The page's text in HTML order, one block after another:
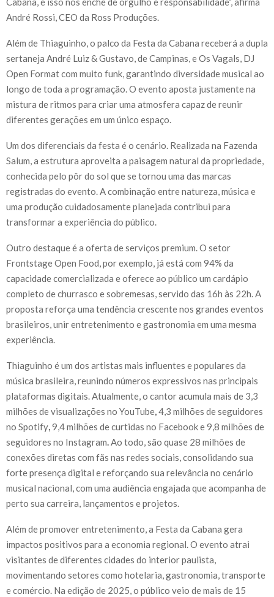
André Rossi, CEO da Ross Produções.
Além de Thiaguinho, o palco da Festa da Cabana receberá a dupla
sertaneja André Luiz & Gustavo, de Campinas, e Os Vagals, DJ
Open Format com muito funk, garantindo diversidade musical ao
longo de toda a programação. O evento aposta justamente na
mistura de ritmos para criar uma atmosfera capaz de reunir
diferentes gerações em um único espaço.
Um dos diferenciais da festa é o cenário. Realizada na Fazenda
Salum, a estrutura aproveita a paisagem natural da propriedade,
conhecida pelo pôr do sol que se tornou uma das marcas
registradas do evento. A combinação entre natureza, música e
uma produção cuidadosamente planejada contribui para
transformar a experiência do público.
Outro destaque é a oferta de serviços premium. O setor
Frontstage Open Food, por exemplo, já está com 94% da
capacidade comercializada e oferece ao público um cardápio
completo de churrasco e sobremesas, servido das 16h às 22h. A
proposta reforça uma tendência crescente nos grandes eventos
brasileiros, unir entretenimento e gastronomia em uma mesma
experiência.
Thiaguinho é um dos artistas mais influentes e populares da
música brasileira, reunindo números expressivos nas principais
plataformas digitais. Atualmente, o cantor acumula mais de 3,3
milhões de visualizações no YouTube,4,3 milhões de seguidores
no Spotify,9,4 milhões de curtidas no Facebook e 9,8 milhões de
seguidores no Instagram.Ao todo, são quase 28 milhões de
conexões diretas com fãs nas redes sociais, consolidando sua
forte presença digital e reforçando sua relevância no cenário
musical nacional, com uma audiência engajada que acompanha de
perto sua carreira, lançamentos e projetos.
Além de promover entretenimento, a Festa da Cabana gera
impactos positivos para a economia regional. O evento atrai
visitantes de diferentes cidades do interior paulista,
movimentando setores como hotelaria, gastronomia, transporte
e comércio. Na edição de 2025, o público veio de mais de 15